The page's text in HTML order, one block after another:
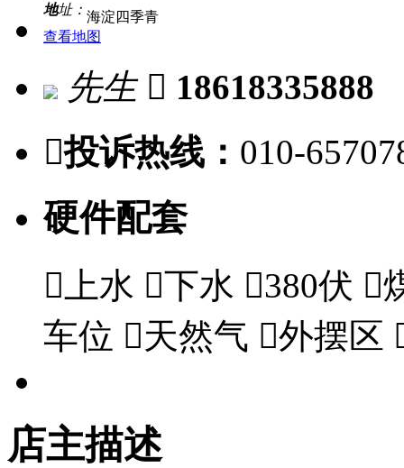
地址： 海淀四季青
查看地图
先生  18618335888
投诉热线： 010-
硬件配套
 上水 下水 380伏 
车位 天然气 外摆区
店主描述